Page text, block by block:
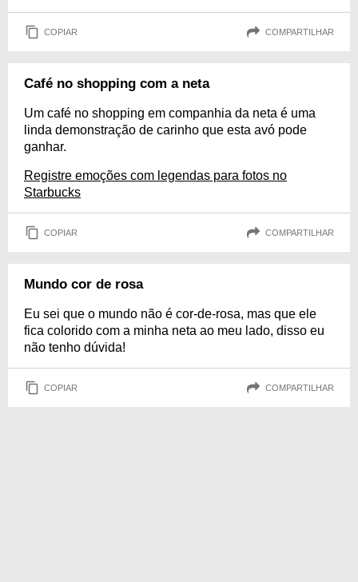
COPIAR COMPARTILHAR
Café no shopping com a neta
Um café no shopping em companhia da neta é uma
linda demonstração de carinho que esta avó pode
ganhar.
Registre emoções com legendas para fotos no
Starbucks
COPIAR COMPARTILHAR
Mundo cor de rosa
Eu sei que o mundo não é cor-de-rosa, mas que ele
fica colorido com a minha neta ao meu lado, disso eu
não tenho dúvida!
COPIAR COMPARTILHAR